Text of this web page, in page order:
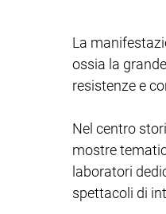
La
ossia la
resistenze e
Nel centro
mostre
laboratori
spettacoli di